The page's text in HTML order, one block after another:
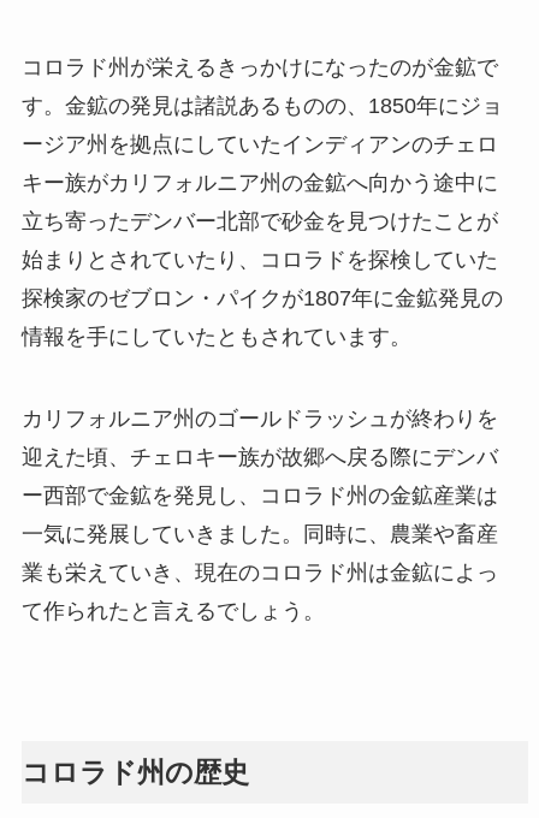
コロラド州が栄えるきっかけになったのが金鉱で
す。金鉱の発見は諸説あるものの、1850年にジョ
ージア州を拠点にしていたインディアンのチェロ
キー族がカリフォルニア州の金鉱へ向かう途中に
立ち寄ったデンバー北部で砂金を見つけたことが
始まりとされていたり、コロラドを探検していた
探検家のゼブロン・パイクが1807年に金鉱発見の
情報を手にしていたともされています。
カリフォルニア州のゴールドラッシュが終わりを
迎えた頃、チェロキー族が故郷へ戻る際にデンバ
ー西部で金鉱を発見し、コロラド州の金鉱産業は
一気に発展していきました。同時に、農業や畜産
業も栄えていき、現在のコロラド州は金鉱によっ
て作られたと言えるでしょう。
コロラド州の歴史